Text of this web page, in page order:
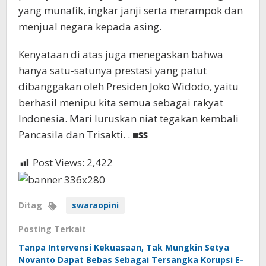
yang munafik, ingkar janji serta merampok dan
menjual negara kepada asing.
Kenyataan di atas juga menegaskan bahwa
hanya satu-satunya prestasi yang patut
dibanggakan oleh Presiden Joko Widodo, yaitu
berhasil menipu kita semua sebagai rakyat
Indonesia. Mari luruskan niat tegakan kembali
Pancasila dan Trisakti. . ■ss
Post Views: 2,422
Ditag swaraopini
Posting Terkait
Tanpa Intervensi Kekuasaan, Tak Mungkin Setya
Novanto Dapat Bebas Sebagai Tersangka Korupsi E-